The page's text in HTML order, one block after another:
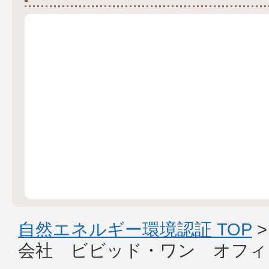
自然エネルギー環境認証 TOP
会社 ビビッド・ワン オフィ